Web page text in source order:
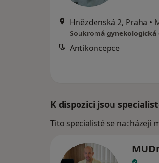
Hnězdenská 2, Praha •
Soukromá gynekologická
Antikoncepce
K dispozici jsou
Tito specialisté se nacházejí